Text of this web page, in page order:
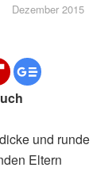
Dezember 2015
und runde
Eltern